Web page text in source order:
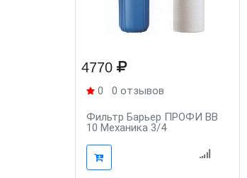
4770
0 0 отзывов
Фильтр Барьер ПРОФИ ВВ
10 Механика 3/4